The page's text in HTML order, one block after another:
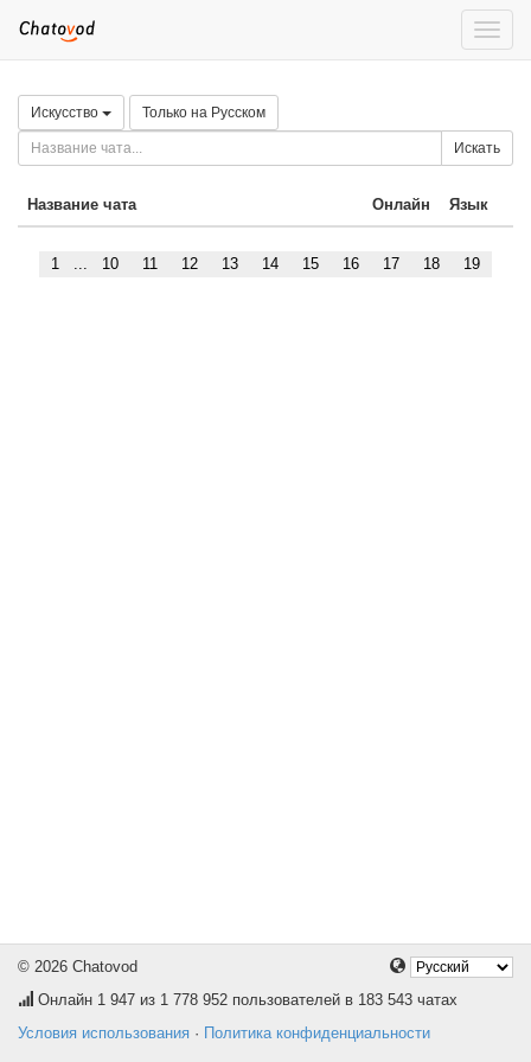
Toggle
Искусство Только на Русском
Искать
Название чата Онлайн Язык
1 ... 10 11 12 13 14 15 16 17 18 19
© 2026 Chatovod
Онлайн 1 947 из 1 778 952 пользователей в 183 543 чатах
Условия использования · Политика конфиденциальности